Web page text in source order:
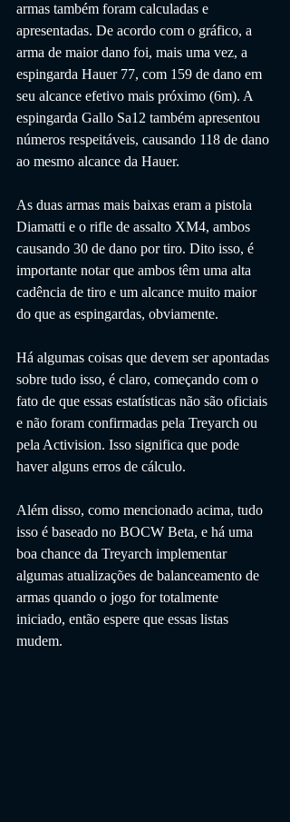
armas também foram calculadas e
apresentadas. De acordo com o gráfico, a
arma de maior dano foi, mais uma vez, a
espingarda Hauer 77, com 159 de dano em
seu alcance efetivo mais próximo (6m). A
espingarda Gallo Sa12 também apresentou
números respeitáveis, causando 118 de dano
ao mesmo alcance da Hauer.
As duas armas mais baixas eram a pistola
Diamatti e o rifle de assalto XM4, ambos
causando 30 de dano por tiro. Dito isso, é
importante notar que ambos têm uma alta
cadência de tiro e um alcance muito maior
do que as espingardas, obviamente.
Há algumas coisas que devem ser apontadas
sobre tudo isso, é claro, começando com o
fato de que essas estatísticas não são oficiais
e não foram confirmadas pela Treyarch ou
pela Activision. Isso significa que pode
haver alguns erros de cálculo.
Além disso, como mencionado acima, tudo
isso é baseado no BOCW Beta, e há uma
boa chance da Treyarch implementar
algumas atualizações de balanceamento de
armas quando o jogo for totalmente
iniciado, então espere que essas listas
mudem.